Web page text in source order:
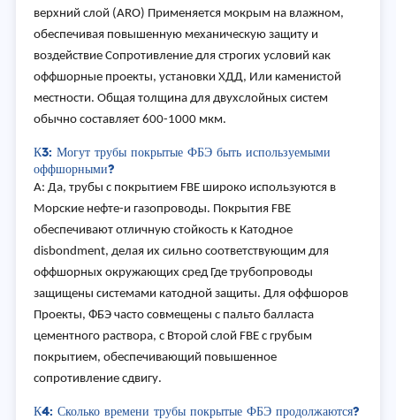
верхний слой (ARO) Применяется мокрым на влажном,
обеспечивая повышенную механическую защиту и
воздействие Сопротивление для строгих условий как
оффшорные проекты, установки ХДД, Или каменистой
местности. Общая толщина для двухслойных систем
обычно составляет 600-1000 мкм.
К3: Могут трубы покрытые ФБЭ быть используемыми
оффшорными?
A: Да, трубы с покрытием FBE широко используются в
Морские нефте-и газопроводы. Покрытия FBE
обеспечивают отличную стойкость к Катодное
disbondment, делая их сильно соответствующим для
оффшорных окружающих сред Где трубопроводы
защищены системами катодной защиты. Для оффшоров
Проекты, ФБЭ часто совмещены с пальто балласта
цементного раствора, с Второй слой FBE с грубым
покрытием, обеспечивающий повышенное
сопротивление сдвигу.
К4: Сколько времени трубы покрытые ФБЭ продолжаются?